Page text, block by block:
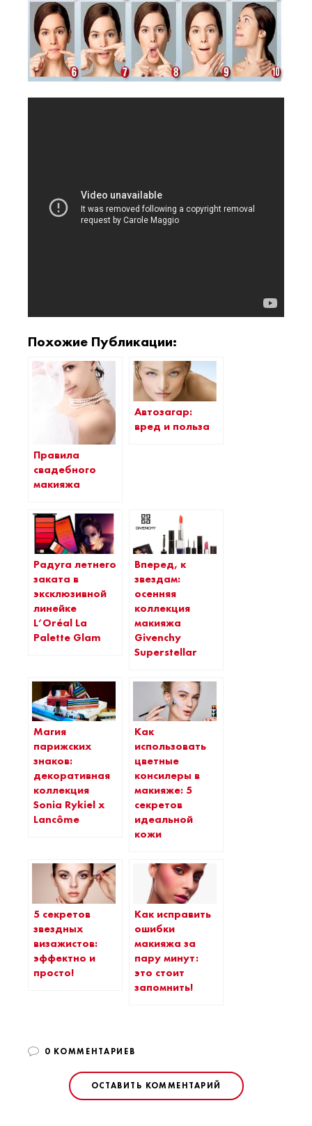
Похожие Публикации:
Правила
свадебного
макияжа
Автозагар:
вред и польза
Радуга летнего
заката в
эксклюзивной
линейке
L’Oréal La
Palette Glam
Вперед, к
звездам:
осенняя
коллекция
макияжа
Givenchy
Superstellar
Магия
парижских
знаков:
декоративная
коллекция
Sonia Rykiel x
Lancôme
Как
использовать
цветные
консилеры в
макияже: 5
секретов
идеальной
кожи
5 секретов
звездных
визажистов:
эффектно и
просто!
Как исправить
ошибки
макияжа за
пару минут:
это стоит
запомнить!
0 КОММЕНТАРИЕВ
ОСТАВИТЬ КОММЕНТАРИЙ